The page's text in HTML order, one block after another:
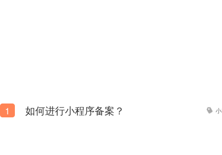
1 如何进行小程序备案？